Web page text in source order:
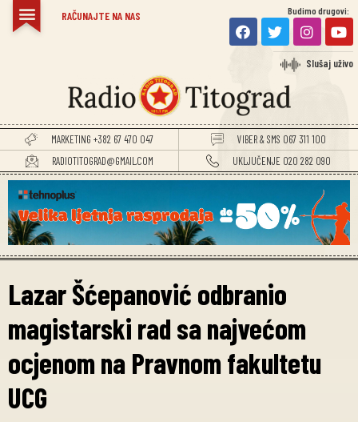
RAČUNAJTE NA NAS Budimo drugovi:
Slušaj uživo
MARKETING +382 67 470 047
VIBER & SMS 067 311 100
RADIOTITOGRAD@GMAIL.COM
UKLJUČENJE 020 282 090
Lazar Šćepanović odbranio
magistarski rad sa najvećom
ocjenom na Pravnom fakultetu
UCG